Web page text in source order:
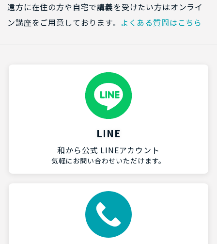
遠方に在住の方や自宅で講義を受けたい方はオンライ
ン講座をご用意しております。 よくある質問はこちら
LINE
和から公式 LINEアカウント
気軽にお問い合わせいただけます。